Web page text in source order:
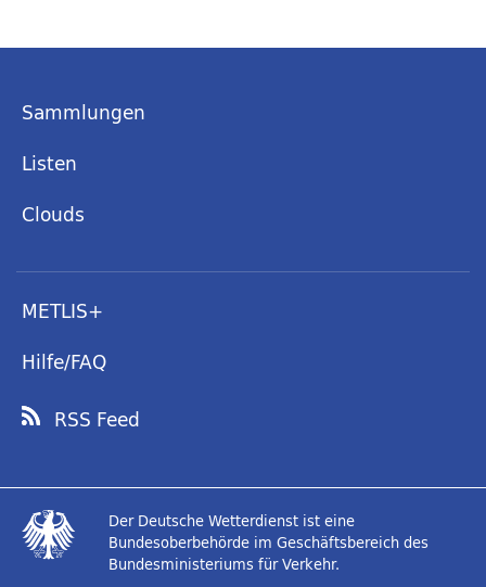
Sammlungen
Listen
Clouds
METLIS+
Hilfe/FAQ
RSS Feed
Der Deutsche Wetterdienst ist eine
Bundesoberbehörde im Geschäftsbereich des
Bundesministeriums für Verkehr.